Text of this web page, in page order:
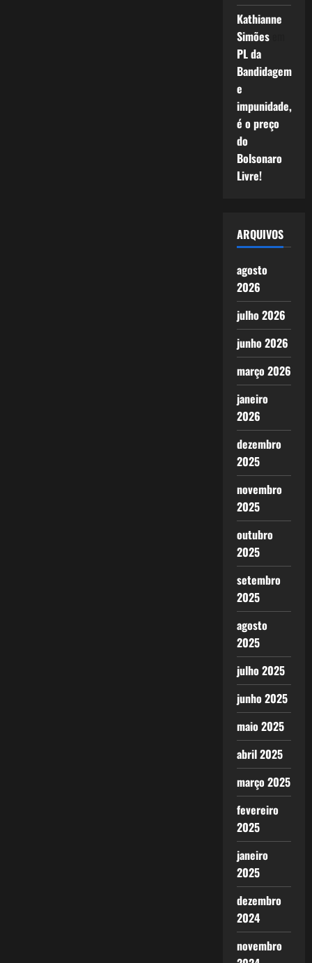
Kathianne
Simõesem
PL da
Bandidagem
e
impunidade,
é o preço
do
Bolsonaro
Livre!
ARQUIVOS
agosto
2026
julho 2026
junho 2026
março 2026
janeiro
2026
dezembro
2025
novembro
2025
outubro
2025
setembro
2025
agosto
2025
julho 2025
junho 2025
maio 2025
abril 2025
março 2025
fevereiro
2025
janeiro
2025
dezembro
2024
novembro